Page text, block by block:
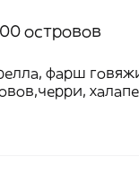
островов
фарш